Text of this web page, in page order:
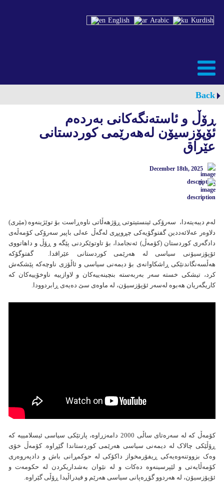
English Arabic Kurdish
Back
ڕۆڵ و ئاستەنگەکانی بەردەم
ئۆپۆزسیۆن لەهەرێمی کوردستانی
عێراق
December 18th, 2025
0
لەم دیبەیتەدا، سەرۆکی ئینستیتوتی ڕۆژهەڵاتی ناوەڕاست بۆ توێژینەوە (مێری)
دلاوەر عەلائەددین گفتوگۆیەکی چڕوپڕی لەگەڵ عەلی باپیر سەرۆکی کۆمەڵەی
دادگەری کوردستان (کۆمەڵ) ئەنجامدا، بۆ تاوتوێکردنی پێگە و ڕۆڵ و داهاتووی
ئۆپۆزسیۆنی سیاسی لە هەرێمی کوردستانی عێراقدا. گفتوگۆکە
هەڵسەنگاندنێکی ڕاشکاوانەی بۆ دیمەنی سیاسی و ئاڵۆزی ناوچەکە پێشکەش
کرد، تیشکی خستە سەر بەربەستە بنچینەییەکان و لاوازییە ناوخۆییەکان کە
کاریگەریان هەبوە لەسەر ئۆپۆزسیۆن، لە ماوەی سێ دەیەی ڕابردوودا.
کۆمەڵ کە لە سەرەتای ساڵی 2000 دامەزراوە، پارتێکی سیاسی ئیسلامییە کە
ڕۆڵێکی چالاک لە دیمەنی سیاسی هەرێمی کوردستاندا گێڕاوە. کۆمەڵ خۆی
وەک بزووتنەوەیەکی ڕیفۆرمخواز داکۆکی لە حوکمڕانی باش و دادپەروەری
کۆمەڵایەتی و لێپرسینەوە دەکات و لە نێوان بەشداریکردن لە حکومەت و
ئۆپۆزسیۆن، لە هەردوو گۆڕەپانی سیاسی هەرێم و فیدراڵیدا ڕۆڵی گێراوە.